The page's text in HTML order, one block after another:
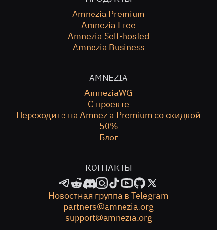
Amnezia Premium
Amnezia Free
Amnezia Self-hosted
Amnezia Business
AMNEZIA
AmneziaWG
О проекте
Переходите на Amnezia Premium со скидкой
50%
Блог
КОНТАКТЫ
Новостная группа в Telegram
partners@amnezia.org
support@amnezia.org